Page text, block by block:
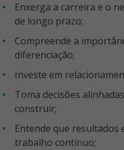
Enxerga a carreira e o negócio como uma construção
de longo prazo;
Compreende a importância do posicionamento e da
diferenciação;
Investe em
Toma decisões alinhadas ao futuro que deseja
construir;
Entende que resultados expressivos são fruto de um
trabalho contínuo;